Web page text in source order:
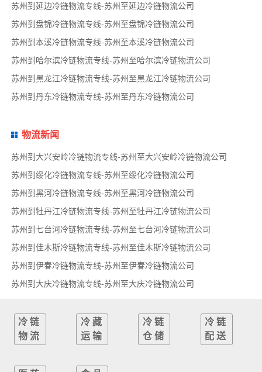
苏州到延边冷链物流专线-苏州至延边冷链物流公司
苏州到盘锦冷链物流专线-苏州至盘锦冷链物流公司
苏州到本溪冷链物流专线-苏州至本溪冷链物流公司
苏州到哈尔滨冷链物流专线-苏州至哈尔滨冷链物流公司
苏州到黑龙江冷链物流专线-苏州至黑龙江冷链物流公司
苏州到丹东冷链物流专线-苏州至丹东冷链物流公司
物流新闻
苏州到大兴安岭冷链物流专线-苏州至大兴安岭冷链物流公司
苏州到绥化冷链物流专线-苏州至绥化冷链物流公司
苏州到黑河冷链物流专线-苏州至黑河冷链物流公司
苏州到牡丹江冷链物流专线-苏州至牡丹江冷链物流公司
苏州到七台河冷链物流专线-苏州至七台河冷链物流公司
苏州到佳木斯冷链物流专线-苏州至佳木斯冷链物流公司
苏州到伊春冷链物流专线-苏州至伊春冷链物流公司
苏州到大庆冷链物流专线-苏州至大庆冷链物流公司
冷链
物流
冷藏
运输
冷链
仓储
冷链
配送